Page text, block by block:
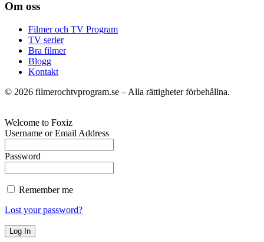
Om oss
Filmer och TV Program
TV serier
Bra filmer
Blogg
Kontakt
© 2026 filmerochtvprogram.se – Alla rättigheter förbehållna.
Welcome to Foxiz
Username or Email Address
Password
Remember me
Lost your password?